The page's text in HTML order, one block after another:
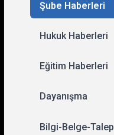
Şube Haberleri
Hukuk Haberleri
Eğitim Haberleri
Dayanışma
Bilgi-Belge-Talep